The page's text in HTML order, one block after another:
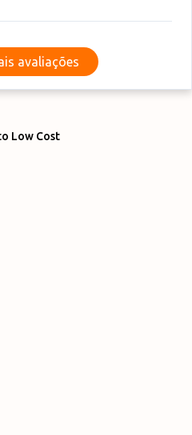
Ler mais avaliações
avaliações
Low Cost